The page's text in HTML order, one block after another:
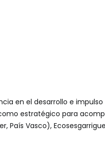
en el desarrollo e
estratégico para
País Vasco),